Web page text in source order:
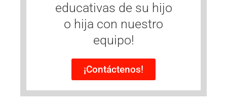
educativas de su hijo
o hija con nuestro
equipo!
¡Contáctenos!